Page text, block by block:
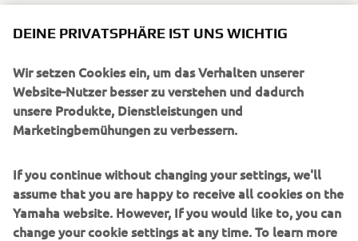
UNTERNEHMEN
B2B
MEHR YAMAHA
SUPPORT
DEINE PRIVATSPHÄRE IST UNS WICHTIG
Wir setzen Cookies ein, um das Verhalten unserer
Website-Nutzer besser zu verstehen und dadurch
unsere Produkte, Dienstleistungen und
Marketingbemühungen zu verbessern.
If you continue without changing your settings, we'll
assume that you are happy to receive all cookies on the
Yamaha website. However, If you would like to, you can
change your cookie settings at any time. To learn more